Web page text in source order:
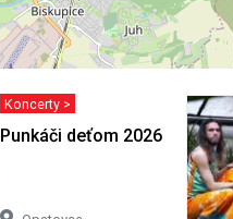
Koncerty >
Punkáči deťom 2026